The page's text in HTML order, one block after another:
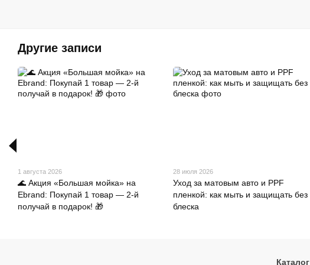
Другие записи
1 августа 2026
🌊 Акция «Большая мойка» на
Ebrand: Покупай 1 товар — 2-й
получай в подарок! 🎁
28 июля 2026
Уход за матовым авто и PPF
пленкой: как мыть и защищать без
блеска
Каталог